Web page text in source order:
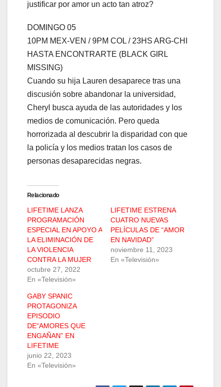
justificar por amor un acto tan atroz?
DOMINGO 05
10PM MEX-VEN / 9PM COL / 23HS ARG-CHI
HASTA ENCONTRARTE (BLACK GIRL
MISSING)
Cuando su hija Lauren desaparece tras una
discusión sobre abandonar la universidad,
Cheryl busca ayuda de las autoridades y los
medios de comunicación. Pero queda
horrorizada al descubrir la disparidad con que
la policía y los medios tratan los casos de
personas desaparecidas negras.
Relacionado
LIFETIME LANZA
PROGRAMACIÓN
ESPECIAL EN APOYO A
LA ELIMINACIÓN DE
LA VIOLENCIA
CONTRA LA MUJER
octubre 27, 2022
En «Televisión»
LIFETIME ESTRENA
CUATRO NUEVAS
PELÍCULAS DE “AMOR
EN NAVIDAD”
noviembre 11, 2023
En «Televisión»
GABY SPANIC
PROTAGONIZA
EPISODIO
DE“AMORES QUE
ENGAÑAN” EN
LIFETIME
junio 22, 2023
En «Televisión»